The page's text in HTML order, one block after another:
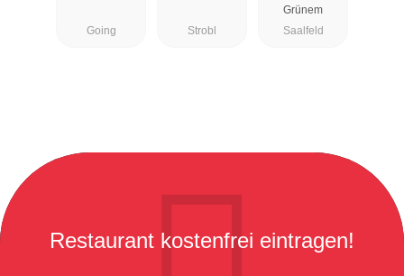
Going Strobl
Grünem
Saalfeld
Restaurant kostenfrei eintragen!